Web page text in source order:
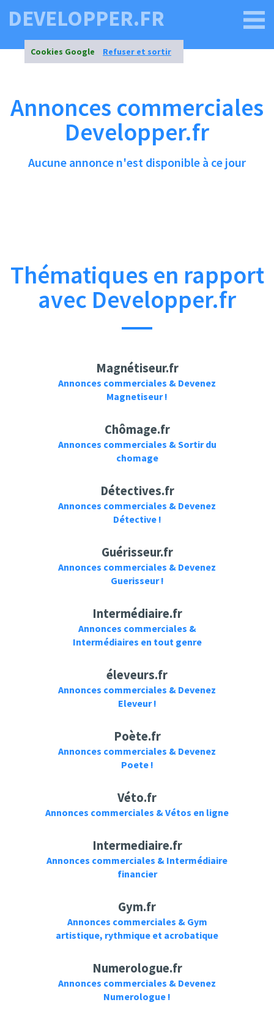
Cookies Google Refuser et sortir
DEVELOPPER.FR
Annonces commerciales
Developper.fr
Aucune annonce n'est disponible à ce jour
Thématiques en rapport
avec Developper.fr
Magnétiseur.fr
Annonces commerciales & Devenez
Magnetiseur !
Chômage.fr
Annonces commerciales & Sortir du
chomage
Détectives.fr
Annonces commerciales & Devenez
Détective !
Guérisseur.fr
Annonces commerciales & Devenez
Guerisseur !
Intermédiaire.fr
Annonces commerciales &
Intermédiaires en tout genre
éleveurs.fr
Annonces commerciales & Devenez
Eleveur !
Poète.fr
Annonces commerciales & Devenez
Poete !
Véto.fr
Annonces commerciales & Vétos en ligne
Intermediaire.fr
Annonces commerciales & Intermédiaire
financier
Gym.fr
Annonces commerciales & Gym
artistique, rythmique et acrobatique
Numerologue.fr
Annonces commerciales & Devenez
Numerologue !